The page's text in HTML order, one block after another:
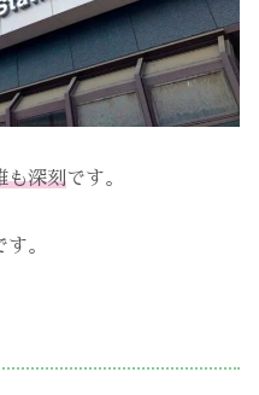
も深刻です。
。